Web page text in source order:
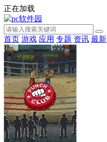
正在加载
首页 游戏 应用 专题 资讯 最新